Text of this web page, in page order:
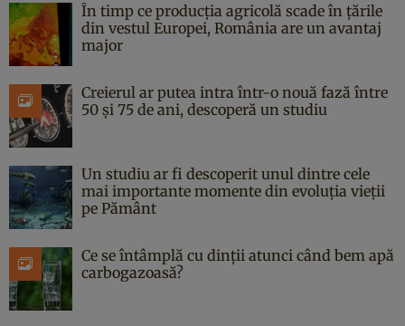
În timp ce producția agricolă scade în țările
din vestul Europei, România are un avantaj
major
Creierul ar putea intra într-o nouă fază între
50 și 75 de ani, descoperă un studiu
Un studiu ar fi descoperit unul dintre cele
mai importante momente din evoluția vieții
pe Pământ
Ce se întâmplă cu dinții atunci când bem apă
carbogazoasă?